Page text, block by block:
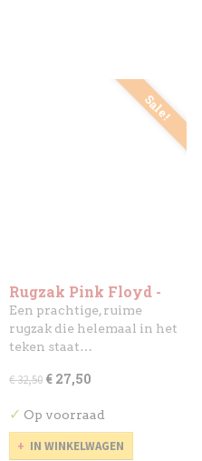
Sale!
Rugzak Pink Floyd -
The Wall
Een prachtige, ruime
rugzak die helemaal in het
teken staat…
€ 32,50 € 27,50
✓ Op voorraad
IN WINKELWAGEN